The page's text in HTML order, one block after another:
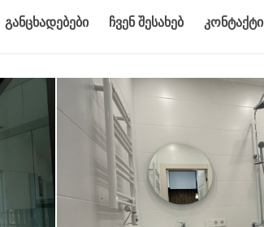
განცხადებები ჩვენ შესახებ კონტაქტი